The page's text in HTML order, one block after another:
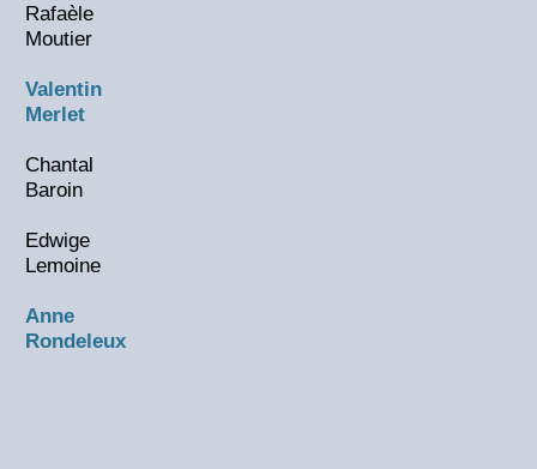
Rafaèle
Moutier
Valentin
Merlet
Chantal
Baroin
Edwige
Lemoine
Anne
Rondeleux